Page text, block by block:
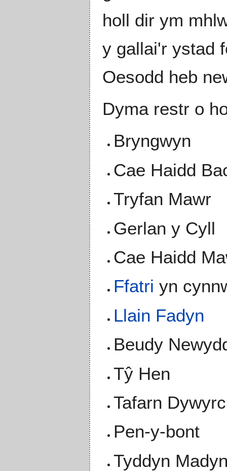
holl dir ym
y gallai'r ystad
Oesodd heb
Dyma restr o
Bryngwyn
Cae Haidd
Tryfan Mawr
Gerlan y Cyll
Cae Haidd
Ffatri yn
Llain Fadyn
Beudy
Tŷ Hen
Tafarn
Pen-y-bont
Tyddyn